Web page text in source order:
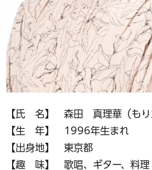
【氏 名】 森田 真理華（もり
【生 年】 1996年生まれ
【出身地】 東京都
【趣 味】 歌唱、ギター、料理